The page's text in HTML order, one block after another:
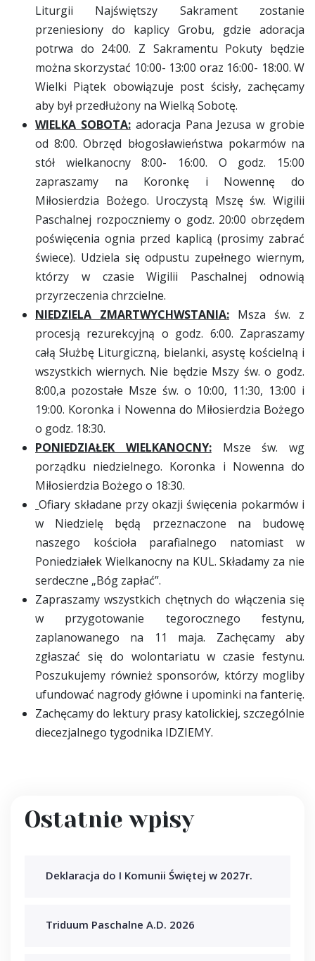
Liturgii Najświętszy Sakrament zostanie
przeniesiony do kaplicy Grobu, gdzie adoracja
potrwa do 24:00. Z Sakramentu Pokuty będzie
można skorzystać 10:00- 13:00 oraz 16:00- 18:00. W
Wielki Piątek obowiązuje post ścisły, zachęcamy
aby był przedłużony na Wielką Sobotę.
WIELKA SOBOTA:adoracja Pana Jezusa w grobie
od 8:00. Obrzęd błogosławieństwa pokarmów na
stół wielkanocny 8:00- 16:00. O godz. 15:00
zapraszamy na Koronkę i Nowennę do
Miłosierdzia Bożego. Uroczystą Mszę św. Wigilii
Paschalnej rozpoczniemy o godz. 20:00 obrzędem
poświęcenia ognia przed kaplicą (prosimy zabrać
świece). Udziela się odpustu zupełnego wiernym,
którzy w czasie Wigilii Paschalnej odnowią
przyrzeczenia chrzcielne.
NIEDZIELA ZMARTWYCHWSTANIA: Msza św. z
procesją rezurekcyjną o godz. 6:00. Zapraszamy
całą Służbę Liturgiczną, bielanki, asystę kościelną i
wszystkich wiernych. Nie będzie Mszy św. o godz.
8:00,a pozostałe Msze św. o 10:00, 11:30, 13:00 i
19:00. Koronka i Nowenna do Miłosierdzia Bożego
o godz. 18:30.
PONIEDZIAŁEK WIELKANOCNY:Msze św. wg
porządku niedzielnego. Koronka i Nowenna do
Miłosierdzia Bożego o 18:30.
Ofiary składane przy okazji święcenia pokarmów i
w Niedzielę będą przeznaczone na budowę
naszego kościoła parafialnego natomiast w
Poniedziałek Wielkanocny na KUL. Składamy za nie
serdeczne „Bóg zapłać”.
Zapraszamy wszystkich chętnych do włączenia się
w przygotowanie tegorocznego festynu,
zaplanowanego na 11 maja. Zachęcamy aby
zgłaszać się do wolontariatu w czasie festynu.
Poszukujemy również sponsorów, którzy mogliby
ufundować nagrody główne i upominki na fanterię.
Zachęcamy do lektury prasy katolickiej, szczególnie
diecezjalnego tygodnika IDZIEMY.
Ostatnie wpisy
Deklaracja do I Komunii Świętej w 2027r.
Triduum Paschalne A.D. 2026